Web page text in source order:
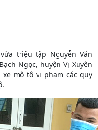
triệu tập Nguyễn Văn
Ngọc, huyện Vị Xuyên
mô tô vi phạm các quy